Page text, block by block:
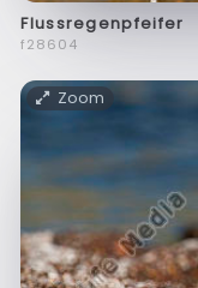
Flussregenpfeifer
f28604
Zoom